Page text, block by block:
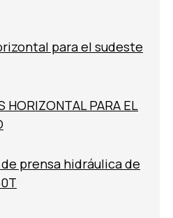
para el sudeste
HORIZONTAL PARA EL
prensa hidráulica de